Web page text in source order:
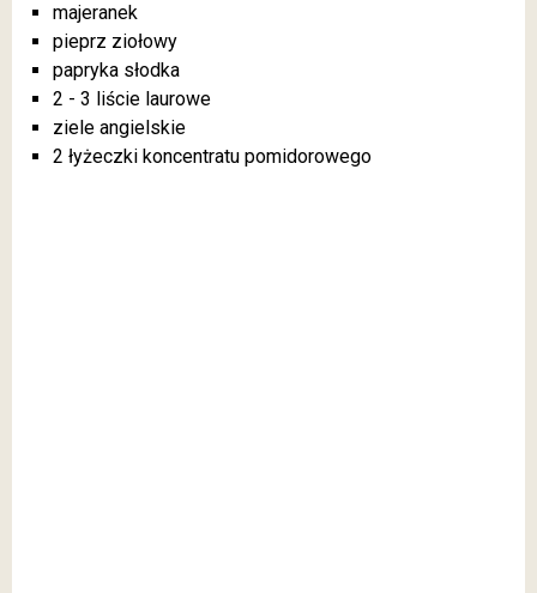
majeranek
pieprz ziołowy
papryka słodka
2 - 3 liście laurowe
ziele angielskie
2 łyżeczki koncentratu pomidorowego